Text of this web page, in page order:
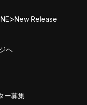
>New Release
へ
ー募集